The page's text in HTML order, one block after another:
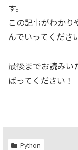
す。
この記事がわか
んでいってくださ
最後までお読みい
ばってください！
Python